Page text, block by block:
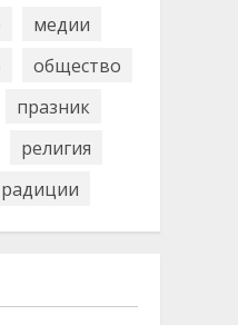
медии
общество
празник
религия